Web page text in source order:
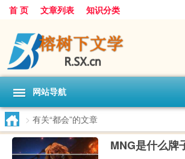
首 页 文章列表 知识分类
网站导航
> 有关“都会”的文章
MNG是什么牌